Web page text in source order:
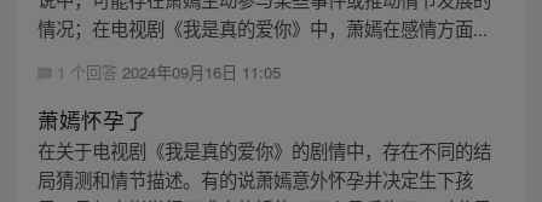
情况；在电视剧《我是真的爱你》中，萧嫣在感情方面...
1 个回答 2024年09月16日 11:05
萧嫣怀孕了
在关于电视剧《我是真的爱你》的剧情中，存在不同的结
局猜测和情节描述。有的说萧嫣意外怀孕并决定生下孩